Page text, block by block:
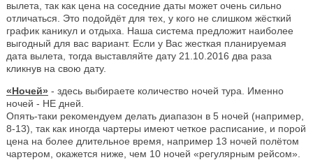
вылета, так как цена на соседние даты может очень сильно
отличаться. Это подойдёт для тех, у кого не слишком жёсткий
график каникул и отдыха. Наша система предложит наиболее
выгодный для вас вариант. Если у Вас жесткая планируемая
дата вылета, тогда выставляйте дату 21.10.2016 два раза
кликнув на свою дату.
«Ночей» - здесь выбираете количество ночей тура. Именно
ночей - НЕ дней.
Опять-таки рекомендуем делать диапазон в 5 ночей (например,
8-13), так как иногда чартеры имеют четкое расписание, и порой
цена на более длительное время, например 13 ночей полётом
чартером, окажется ниже, чем 10 ночей «регулярным рейсом».